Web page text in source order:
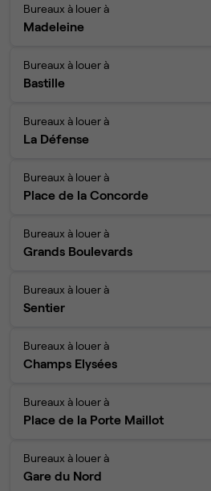
Bureaux à louer à
Madeleine
Bureaux à louer à
Bastille
Bureaux à louer à
La Défense
Bureaux à louer à
Place de la Concorde
Bureaux à louer à
Grands Boulevards
Bureaux à louer à
Sentier
Bureaux à louer à
Champs Elysées
Bureaux à louer à
Place de la Porte Maillot
Bureaux à louer à
Gare du Nord